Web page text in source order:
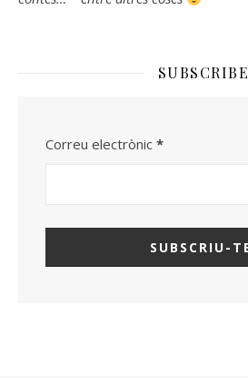
SUBSCRIBE
Correu electrònic *